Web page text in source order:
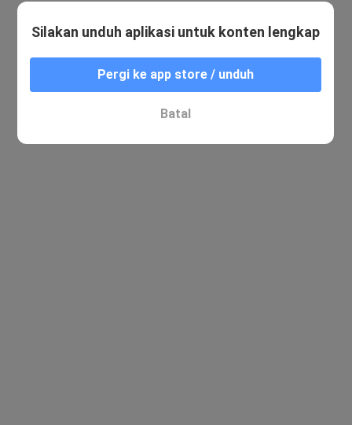
Silakan unduh aplikasi untuk konten lengkap
Pergi ke app store / unduh
Batal